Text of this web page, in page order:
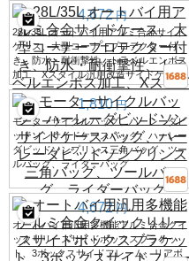
4,672 円
28L/35L オートバイ用アルミ合金サイド
ケース、大型コーナープロテクター付
き、防水・耐衝撃性、トラベルエンボス
加工、Xスタイル汎用改造サイドケース
1,810 円
モーターサイクルバッグ、ハーレーダビ
ッドソンサイドケースバッグ、ハーレー
ダビッドソンプリンス三角バッグ、ツー
ルバッグ、ライダーバッグ
4,672 円
オートバイ用汎用多機能アルミ合金クイ
ックリリースサイドボックスブラケッ
ト、3ボックスサイドフレーム、リアボ